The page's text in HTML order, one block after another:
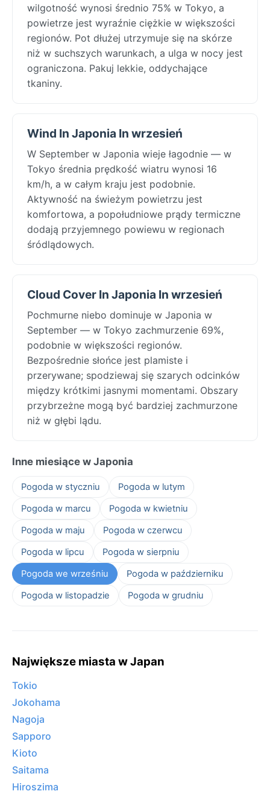
wilgotność wynosi średnio 75% w Tokyo, a
powietrze jest wyraźnie ciężkie w większości
regionów. Pot dłużej utrzymuje się na skórze
niż w suchszych warunkach, a ulga w nocy jest
ograniczona. Pakuj lekkie, oddychające
tkaniny.
Wind In Japonia In wrzesień
W September w Japonia wieje łagodnie — w
Tokyo średnia prędkość wiatru wynosi 16
km/h, a w całym kraju jest podobnie.
Aktywność na świeżym powietrzu jest
komfortowa, a popołudniowe prądy termiczne
dodają przyjemnego powiewu w regionach
śródlądowych.
Cloud Cover In Japonia In wrzesień
Pochmurne niebo dominuje w Japonia w
September — w Tokyo zachmurzenie 69%,
podobnie w większości regionów.
Bezpośrednie słońce jest plamiste i
przerywane; spodziewaj się szarych odcinków
między krótkimi jasnymi momentami. Obszary
przybrzeżne mogą być bardziej zachmurzone
niż w głębi lądu.
Inne miesiące w Japonia
Pogoda w styczniu
Pogoda w lutym
Pogoda w marcu
Pogoda w kwietniu
Pogoda w maju
Pogoda w czerwcu
Pogoda w lipcu
Pogoda w sierpniu
Pogoda we wrześniu
Pogoda w październiku
Pogoda w listopadzie
Pogoda w grudniu
Największe miasta w Japan
Tokio
Jokohama
Nagoja
Sapporo
Kioto
Saitama
Hiroszima